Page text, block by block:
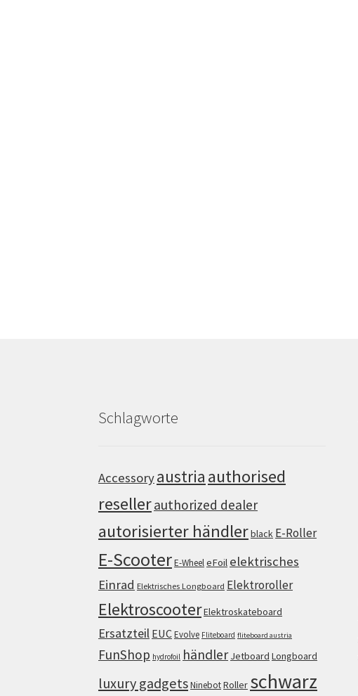
Schlagworte
Accessoryaustria authorised
resellerauthorized dealer
autorisierter händlerblack E-Roller
E-ScooterE-WheeleFoil elektrisches
Einrad Elektrisches Longboard Elektroroller
ElektroscooterElektroskateboard
Ersatzteil EUCEvolve Fliteboard fliteboard austria
FunShop hydrofoil händler Jetboard Longboard
luxury gadgetsNinebotRoller schwarz